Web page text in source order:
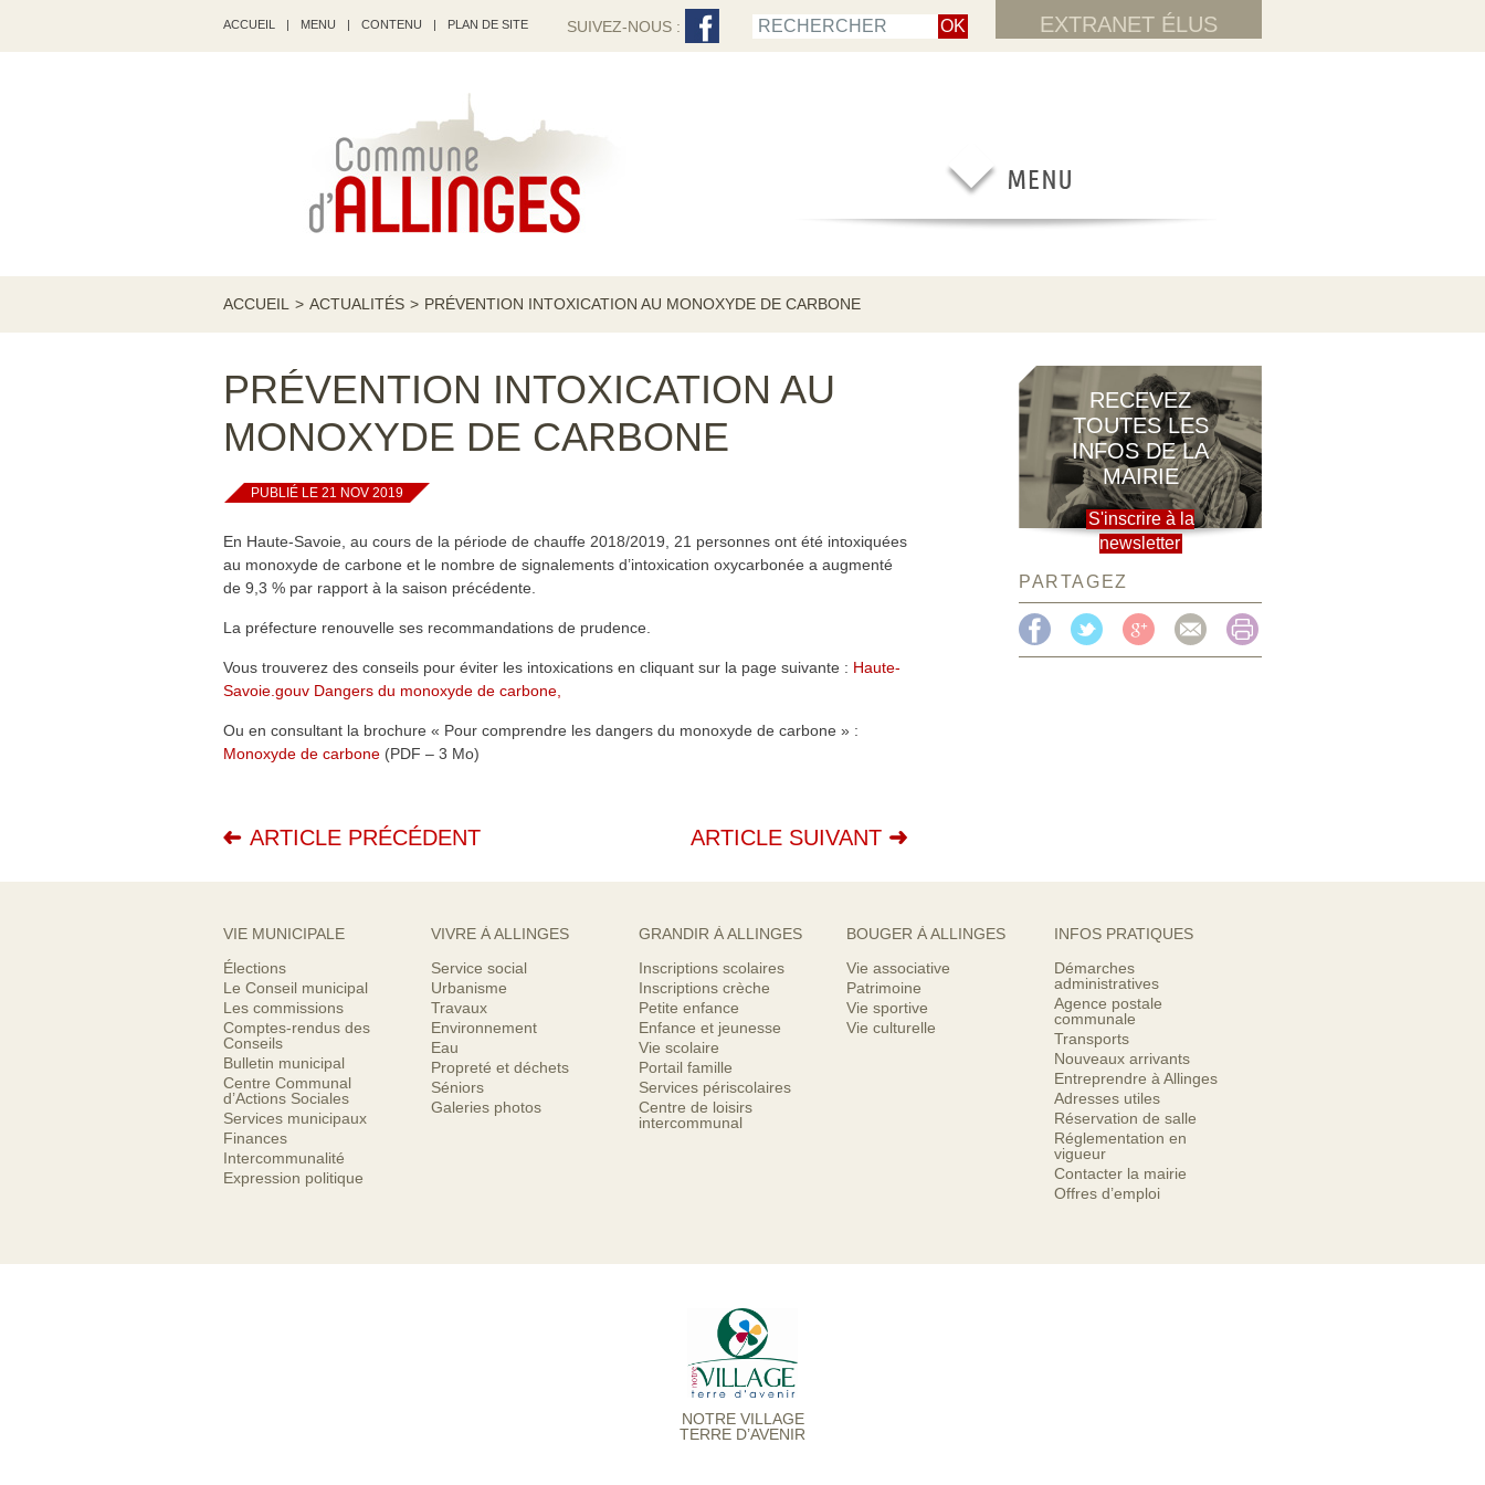
ACCUEIL | MENU | CONTENU | PLAN DE SITE EXTRANET ÉLUS
SUIVEZ-NOUS :
ACCUEIL > ACTUALITÉS > PRÉVENTION INTOXICATION AU MONOXYDE DE CARBONE
PRÉVENTION INTOXICATION AU
MONOXYDE DE CARBONE
PUBLIÉ LE 21 NOV 2019
En Haute-Savoie, au cours de la période de chauffe 2018/2019, 21 personnes ont été intoxiquées
au monoxyde de carbone et le nombre de signalements d’intoxication oxycarbonée a augmenté
de 9,3 % par rapport à la saison précédente.
La préfecture renouvelle ses recommandations de prudence.
Vous trouverez des conseils pour éviter les intoxications en cliquant sur la page suivante : Haute-
Savoie.gouv Dangers du monoxyde de carbone,
Ou en consultant la brochure « Pour comprendre les dangers du monoxyde de carbone » :
Monoxyde de carbone (PDF – 3 Mo)
ARTICLE PRÉCÉDENT ARTICLE SUIVANT
RECEVEZ
TOUTES LES
INFOS DE LA
MAIRIE
S'inscrire à la
newsletter
PARTAGEZ
VIE MUNICIPALE
Élections
Le Conseil municipal
Les commissions
Comptes-rendus des
Conseils
Bulletin municipal
Centre Communal
d’Actions Sociales
Services municipaux
Finances
Intercommunalité
Expression politique
VIVRE À ALLINGES
Service social
Urbanisme
Travaux
Environnement
Eau
Propreté et déchets
Séniors
Galeries photos
GRANDIR À ALLINGES
Inscriptions scolaires
Inscriptions crèche
Petite enfance
Enfance et jeunesse
Vie scolaire
Portail famille
Services périscolaires
Centre de loisirs
intercommunal
BOUGER À ALLINGES
Vie associative
Patrimoine
Vie sportive
Vie culturelle
INFOS PRATIQUES
Démarches
administratives
Agence postale
communale
Transports
Nouveaux arrivants
Entreprendre à Allinges
Adresses utiles
Réservation de salle
Réglementation en
vigueur
Contacter la mairie
Offres d’emploi
NOTRE VILLAGE
TERRE D’AVENIR